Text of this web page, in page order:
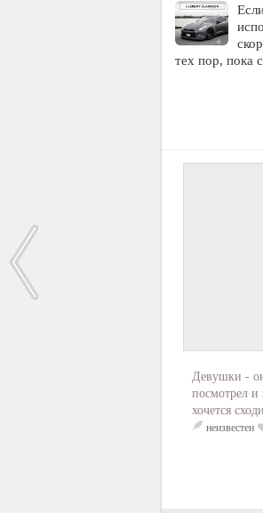
тех пор, пока
Девушки -
посмотрел и
хочется
неизвестен